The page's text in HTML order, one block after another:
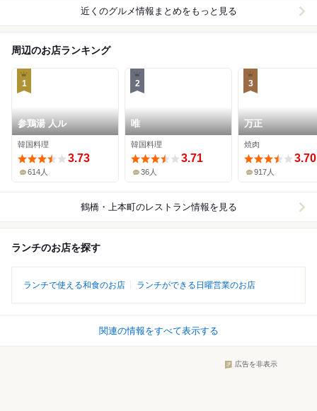
近くのグルメ情報まとめをもっと見る
周辺のお店ランキング
1
参鶏湯 人ル
韓国料理
3.73
614人
2
唯
韓国料理
3.71
36人
3
万正
焼肉
3.70
917人
鶴橋・上本町のレストラン情報を見る
ランチのお店を探す
ランチで使える和食のお店 ランチができる日曜営業のお店
関連の情報をすべて表示する
広告を非表示